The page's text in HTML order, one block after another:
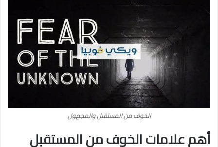
الخوف من المستقبل والمجهول
أهم علامات الخوف من المستقبل